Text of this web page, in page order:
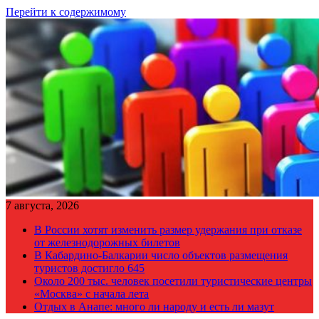
Перейти к содержимому
7 августа, 2026
В России хотят изменить размер удержания при отказе
от железнодорожных билетов
В Кабардино-Балкарии число объектов размещения
туристов достигло 645
Около 200 тыс. человек посетили туристические центры
«Москва» с начала лета
Отдых в Анапе: много ли народу и есть ли мазут